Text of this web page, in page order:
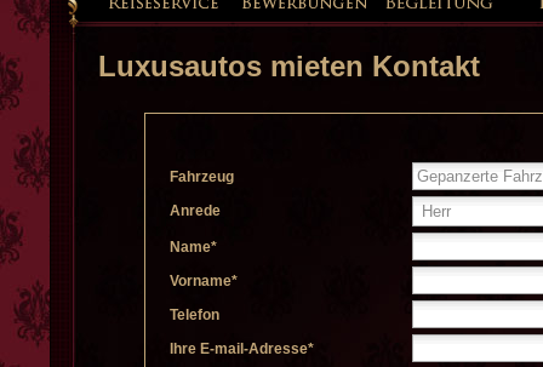
Luxusautos mieten Kontakt
Fahrzeug
Anrede
Name*
Vorname*
Telefon
Ihre E-mail-Adresse*